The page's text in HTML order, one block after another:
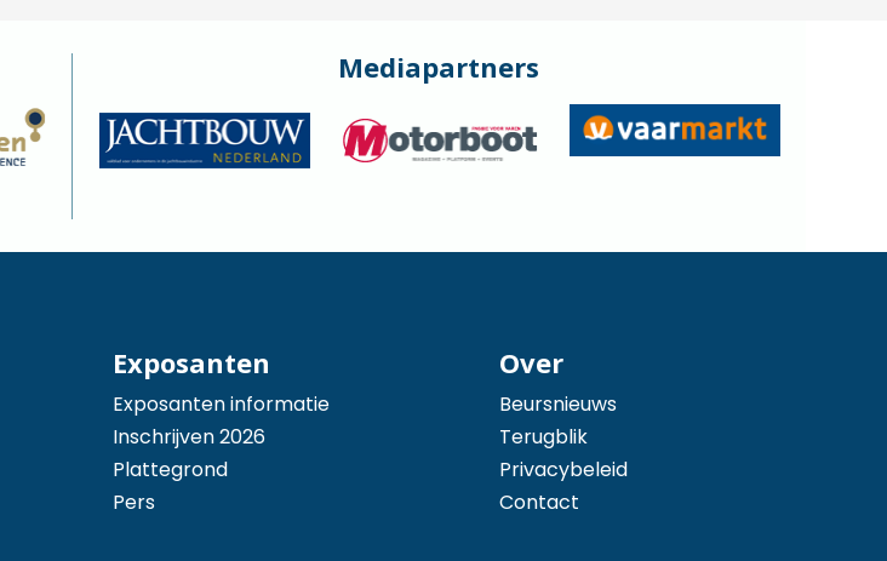
Mediapartners
Exposanten
Exposanten informatie
Inschrijven 2026
Plattegrond
Pers
Over
Beursnieuws
Terugblik
Privacybeleid
Contact